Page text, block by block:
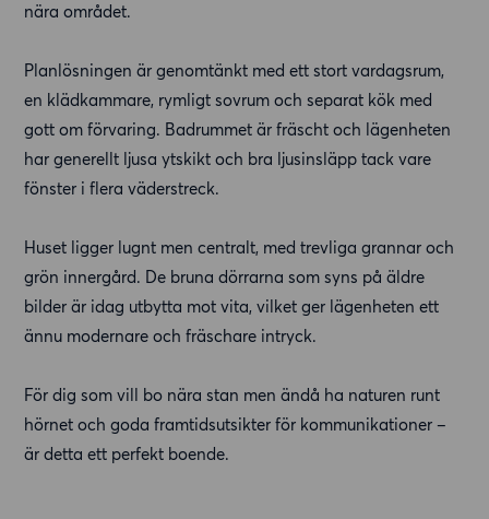
nära området.
Planlösningen är genomtänkt med ett stort vardagsrum,
en klädkammare, rymligt sovrum och separat kök med
gott om förvaring. Badrummet är fräscht och lägenheten
har generellt ljusa ytskikt och bra ljusinsläpp tack vare
fönster i flera väderstreck.
Huset ligger lugnt men centralt, med trevliga grannar och
grön innergård. De bruna dörrarna som syns på äldre
bilder är idag utbytta mot vita, vilket ger lägenheten ett
ännu modernare och fräschare intryck.
För dig som vill bo nära stan men ändå ha naturen runt
hörnet och goda framtidsutsikter för kommunikationer –
är detta ett perfekt boende.